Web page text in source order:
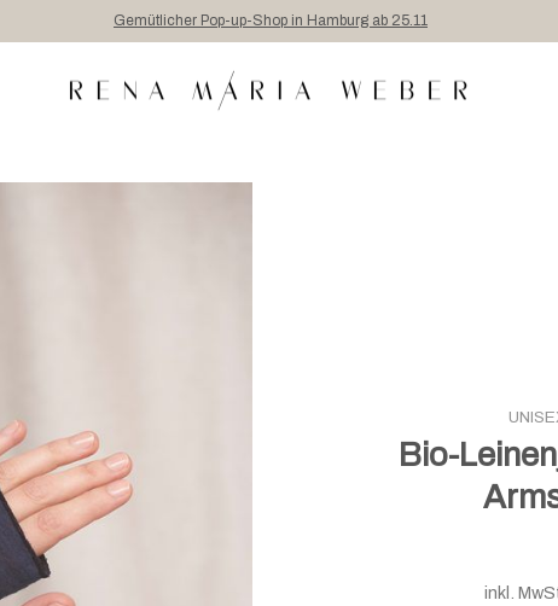
Gemütlicher Pop-up-Shop in Hamburg ab 25.11
Bio-
inkl.